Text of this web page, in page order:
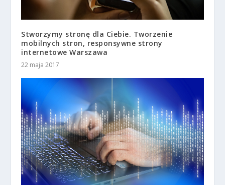
Stworzymy stronę dla Ciebie. Tworzenie
mobilnych stron, responsywne strony
internetowe Warszawa
22 maja 2017